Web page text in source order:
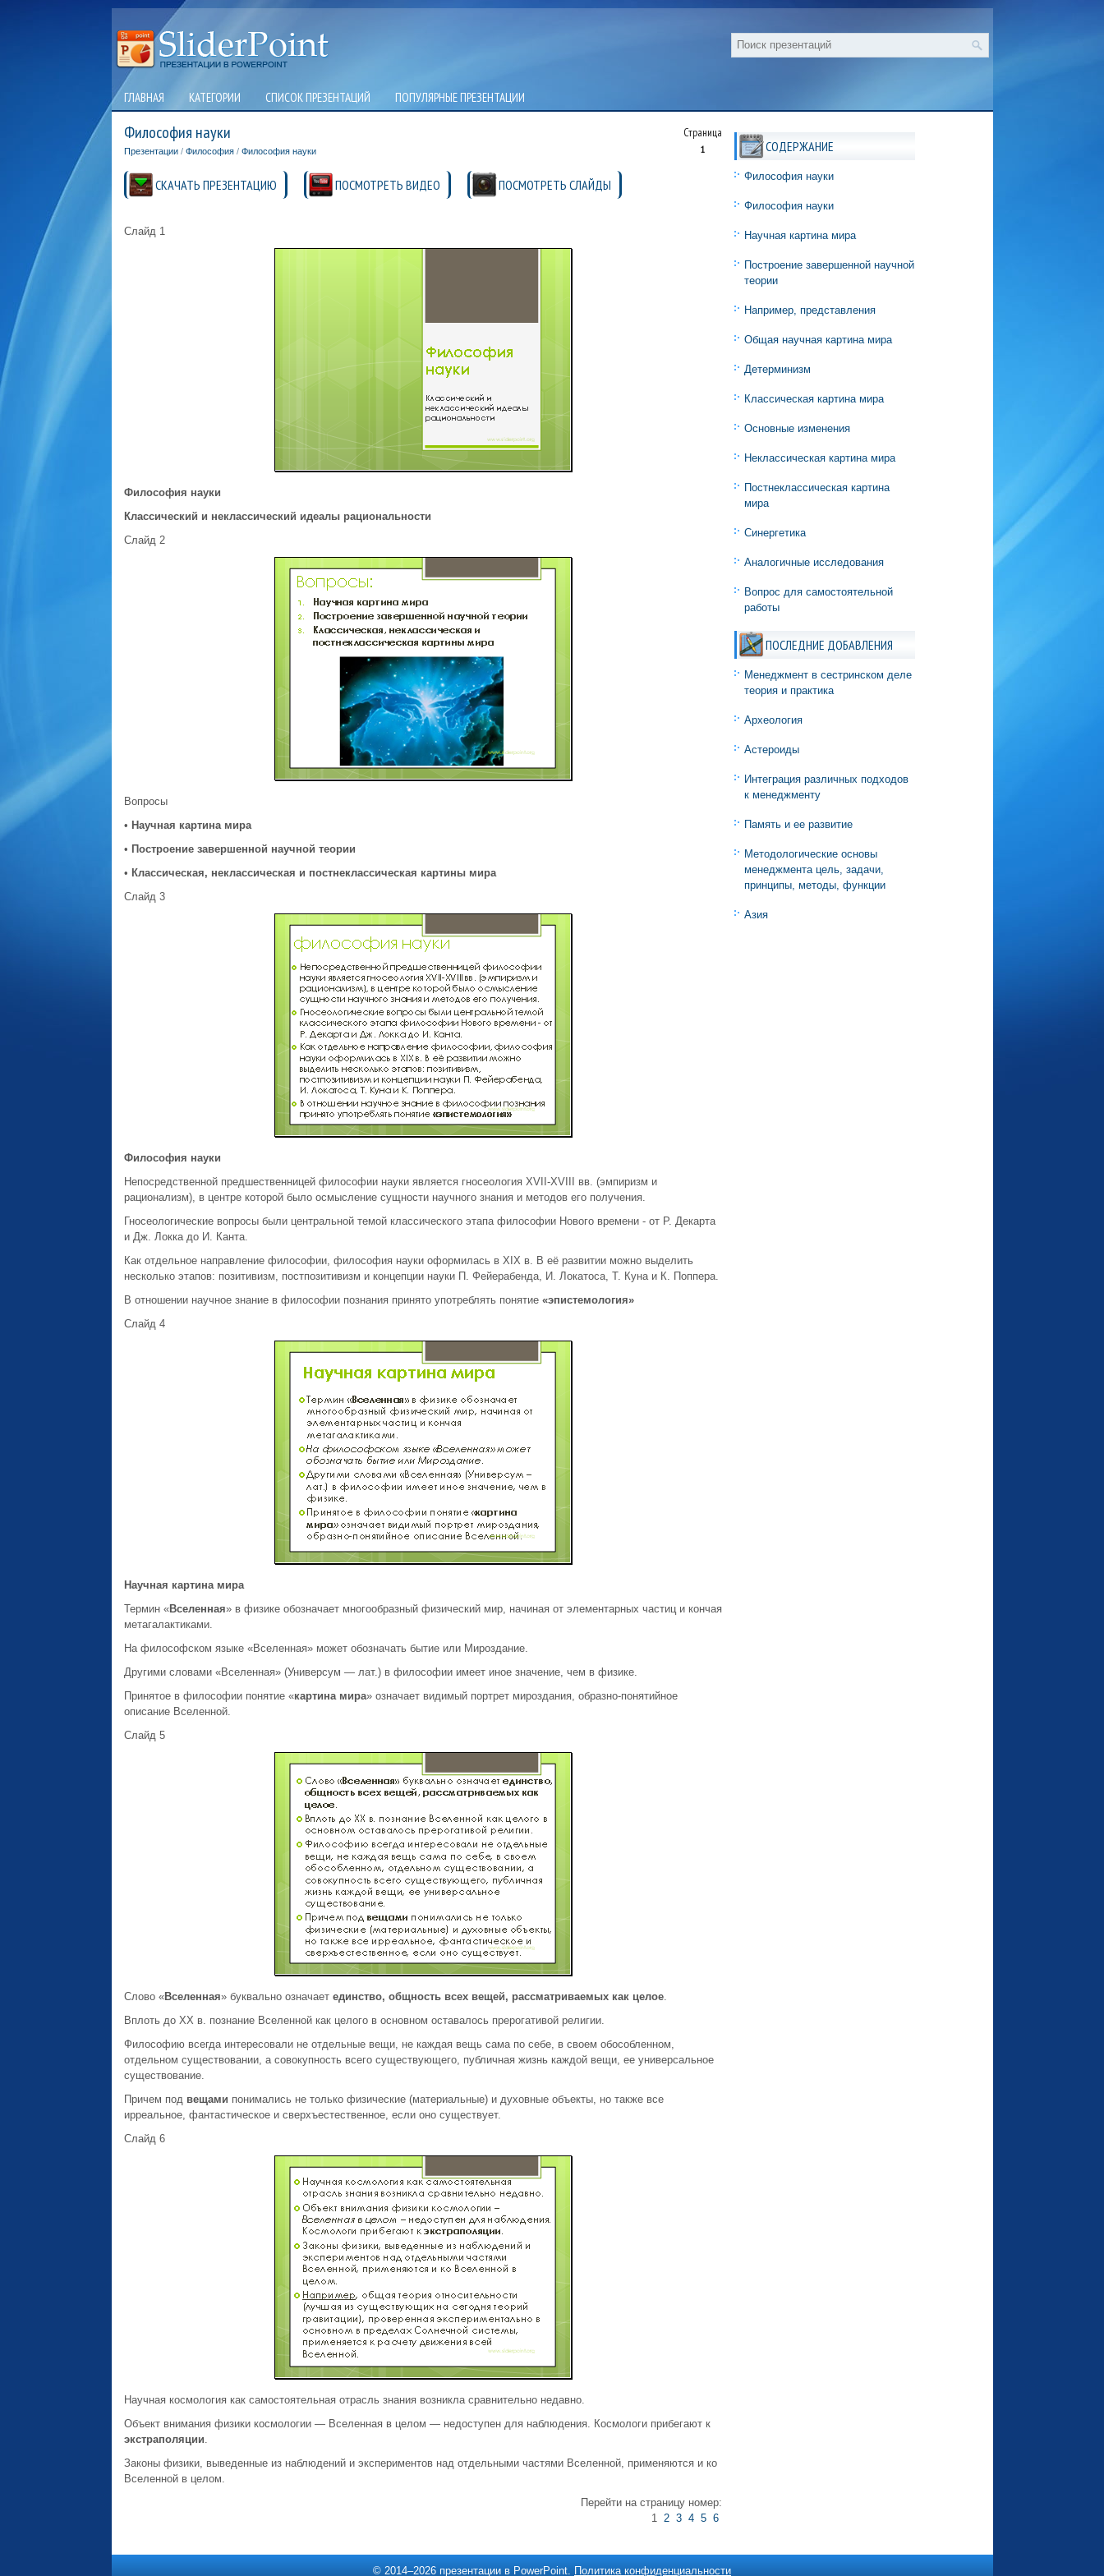
ГЛАВНАЯ КАТЕГОРИИ СПИСОК ПРЕЗЕНТАЦИЙ ПОПУЛЯРНЫЕ ПРЕЗЕНТАЦИИ
Философия науки Страница
1
Презентации/ Философия/ Философия науки
СКАЧАТЬ ПРЕЗЕНТАЦИЮ ПОСМОТРЕТЬ ВИДЕО ПОСМОТРЕТЬ СЛАЙДЫ
Слайд 1
Философия науки
Классический и неклассический идеалы рациональности
Слайд 2
Вопросы
• Научная картина мира
• Построение завершенной научной теории
• Классическая, неклассическая и постнеклассическая картины мира
Слайд 3
Философия науки
Непосредственной предшественницей философии науки является гносеология XVII-XVIII вв. (эмпиризм и
рационализм), в центре которой было осмысление сущности научного знания и методов его получения.
Гносеологические вопросы были центральной темой классического этапа философии Нового времени - от Р. Декарта
и Дж. Локка до И. Канта.
Как отдельное направление философии, философия науки оформилась в XIX в. В её развитии можно выделить
несколько этапов: позитивизм, постпозитивизм и концепции науки П. Фейерабенда, И. Локатоса, Т. Куна и К. Поппера.
В отношении научное знание в философии познания принято употреблять понятие «эпистемология»
Слайд 4
Научная картина мира
Термин «Вселенная» в физике обозначает многообразный физический мир, начиная от элементарных частиц и кончая
метагалактиками.
На философском языке «Вселенная» может обозначать бытие или Мироздание.
Другими словами «Вселенная» (Универсум — лат.) в философии имеет иное значение, чем в физике.
Принятое в философии понятие «картина мира» означает видимый портрет мироздания, образно-понятийное
описание Вселенной.
Слайд 5
Слово «Вселенная» буквально означает единство, общность всех вещей, рассматриваемых как целое.
Вплоть до ХХ в. познание Вселенной как целого в основном оставалось прерогативой религии.
Философию всегда интересовали не отдельные вещи, не каждая вещь сама по себе, в своем обособленном,
отдельном существовании, а совокупность всего существующего, публичная жизнь каждой вещи, ее универсальное
существование.
Причем под вещами понимались не только физические (материальные) и духовные объекты, но также все
ирреальное, фантастическое и сверхъестественное, если оно существует.
Слайд 6
Научная космология как самостоятельная отрасль знания возникла сравнительно недавно.
Объект внимания физики космологии — Вселенная в целом — недоступен для наблюдения. Космологи прибегают к
экстраполяции.
Законы физики, выведенные из наблюдений и экспериментов над отдельными частями Вселенной, применяются и ко
Вселенной в целом.
Перейти на страницу номер:
1 2 3 4 5 6
СОДЕРЖАНИЕ
Философия науки
Философия науки
Научная картина мира
Построение завершенной научной
теории
Например, представления
Общая научная картина мира
Детерминизм
Классическая картина мира
Основные изменения
Неклассическая картина мира
Постнеклассическая картина
мира
Синергетика
Аналогичные исследования
Вопрос для самостоятельной
работы
ПОСЛЕДНИЕ ДОБАВЛЕНИЯ
Менеджмент в сестринском деле
теория и практика
Археология
Астероиды
Интеграция различных подходов
к менеджменту
Память и ее развитие
Методологические основы
менеджмента цель, задачи,
принципы, методы, функции
Азия
© 2014–2026 презентации в PowerPoint. Политика конфиденциальности